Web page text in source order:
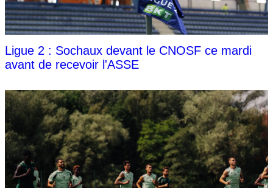
Ligue 2 : Sochaux devant le CNOSF ce mardi
avant de recevoir l'ASSE